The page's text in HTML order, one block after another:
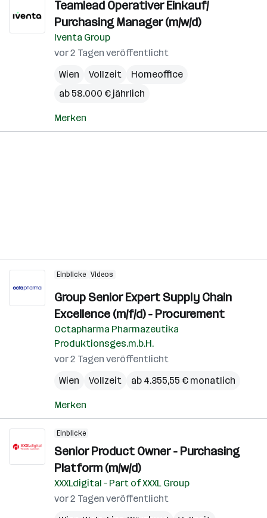
Teamlead Operativer Einkauf/
Purchasing Manager (m/w/d)
Iventa Group
vor 2 Tagen veröffentlicht
Wien
Vollzeit
Homeoffice
ab 58.000 € jährlich
Merken
Einblicke Videos
Group Senior Expert Supply Chain
Excellence (m/f/d) - Procurement
Octapharma Pharmazeutika
Produktionsges.m.b.H.
vor 2 Tagen veröffentlicht
Wien
Vollzeit ab 4.355,55 € monatlich
Merken
Einblicke
Senior Product Owner - Purchasing
Platform (m/w/d)
XXXLdigital – Part of XXXL Group
vor 2 Tagen veröffentlicht